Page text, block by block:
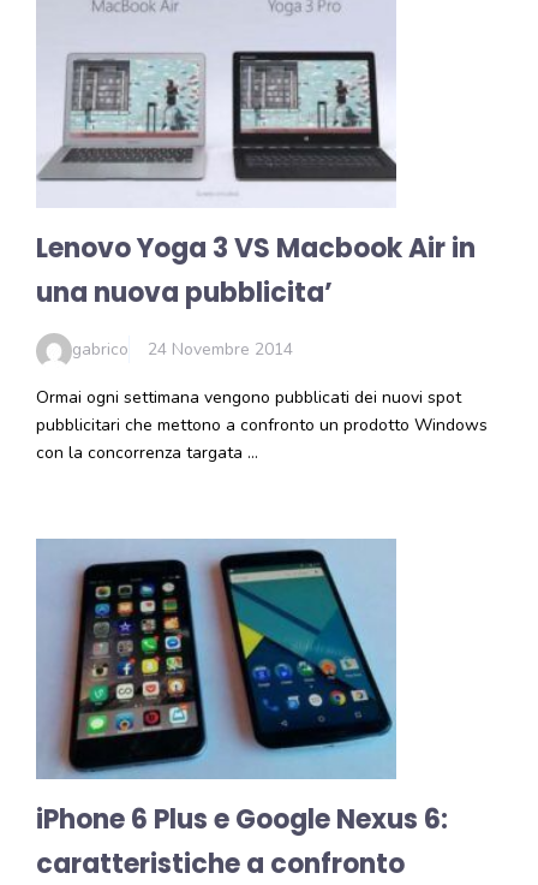
Lenovo Yoga 3 VS Macbook Air in
una nuova pubblicita’
gabrico 24 Novembre 2014
Ormai ogni settimana vengono pubblicati dei nuovi spot
pubblicitari che mettono a confronto un prodotto Windows
con la concorrenza targata …
iPhone 6 Plus e Google Nexus 6:
caratteristiche a confronto